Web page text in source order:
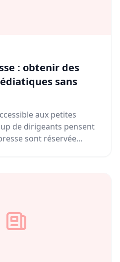
: obtenir des
sans
aux petites
de dirigeants pensent
sont réservée...